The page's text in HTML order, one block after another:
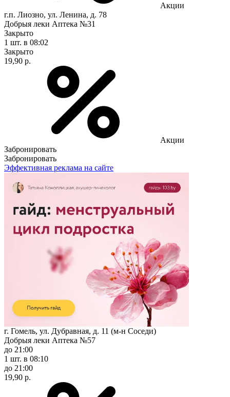
Акции
г.п. Лиозно, ул. Ленина, д. 78
Добрыя леки Аптека №31
Закрыто
1 шт. в 08:02
Закрыто
19,90 р.
Акции
Забронировать
Забронировать
Эффективная реклама на сайте
г. Гомель, ул. Дубравная, д. 11 (м-н Соседи)
Добрыя леки Аптека №57
до 21:00
1 шт. в 08:10
до 21:00
19,90 р.